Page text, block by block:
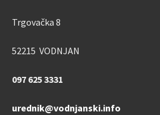
Trgovačka 8
52215 VODNJAN
097 625 3331
urednik@vodnjanski.info